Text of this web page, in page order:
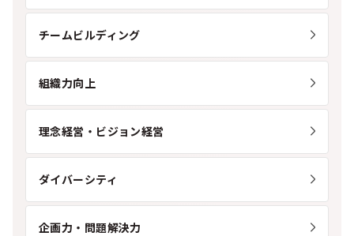
チームビルディング
組織力向上
理念経営・ビジョン経営
ダイバーシティ
企画力・問題解決力